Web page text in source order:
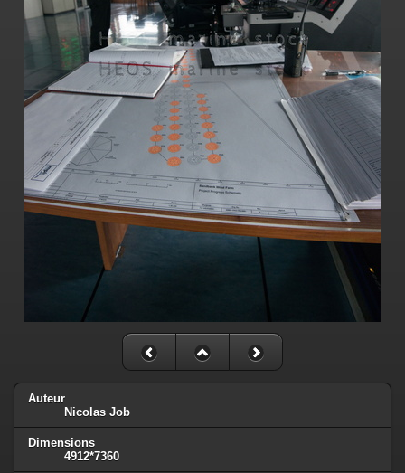
Auteur
Nicolas Job
Dimensions
4912*7360